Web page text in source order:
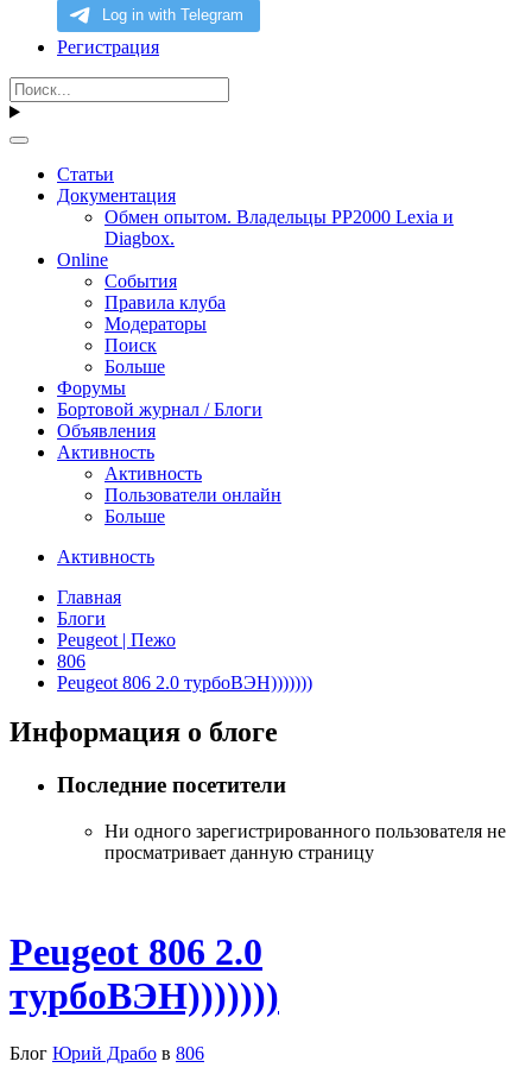
Регистрация
Статьи
Документация
Обмен опытом. Владельцы PP2000 Lexia и
Diagbox.
Online
События
Правила клуба
Модераторы
Поиск
Больше
Форумы
Бортовой журнал / Блоги
Объявления
Активность
Активность
Пользователи онлайн
Больше
Активность
Главная
Блоги
Peugeot | Пежо
806
Peugeot 806 2.0 турбоВЭН)))))))
Информация о блоге
Последние посетители
Ни одного зарегистрированного пользователя не
просматривает данную страницу
Peugeot 806 2.0
турбоВЭН)))))))
Блог Юрий Драбо в 806